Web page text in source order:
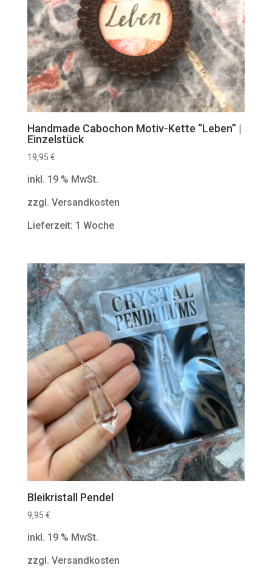
Handmade Cabochon Motiv-Kette “Leben” |
Einzelstück
19,95 €
inkl. 19 % MwSt.
zzgl. Versandkosten
Lieferzeit: 1 Woche
Bleikristall Pendel
9,95 €
inkl. 19 % MwSt.
zzgl. Versandkosten